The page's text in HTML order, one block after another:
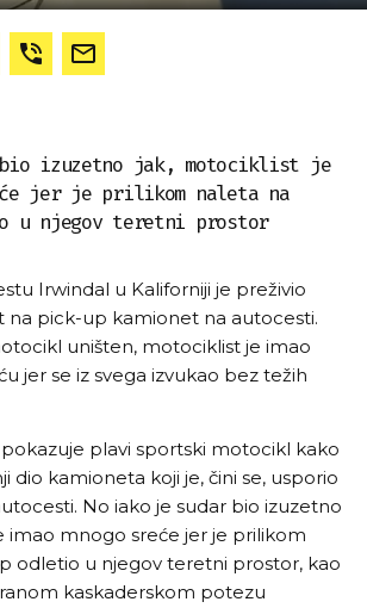
izuzetno jak, motociklist je
jer je prilikom naleta na
u njegov teretni prostor
Irwindal u Kaliforniji je preživio
na pick-up kamionet na autocesti.
uništen, motociklist je imao
jer se iz svega izvukao bez težih
plavi sportski motocikl kako
dio kamioneta koji je, čini se, usporio
No iako je sudar bio izuzetno
imao mnogo sreće jer je prilikom
odletio u njegov teretni prostor, kao
kaskaderskom potezu